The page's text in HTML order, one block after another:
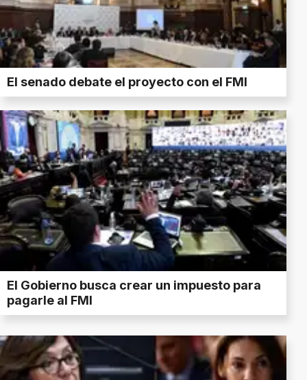
El senado debate el proyecto con el FMI
El Gobierno busca crear un impuesto para
pagarle al FMI